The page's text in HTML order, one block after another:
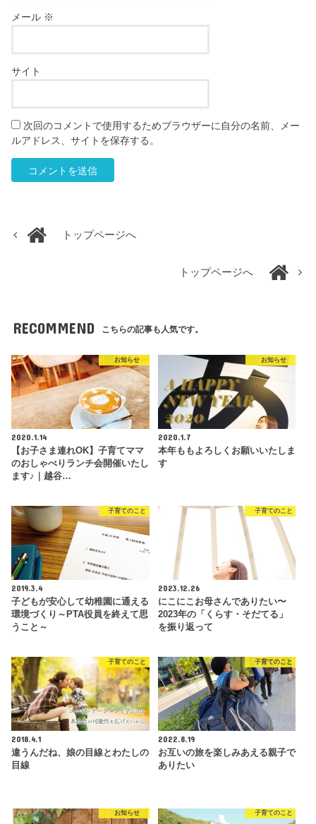
メール ※
サイト
次回のコメントで使用するためブラウザーに自分の名前、メー
ルアドレス、サイトを保存する。
トップページへ
トップページへ
RECOMMEND こちらの記事も人気です。
お知らせ
2020.1.14
【お子さま連れOK】子育てママ
のおしゃべりランチ会開催いたし
ます♪｜越谷…
お知らせ
2020.1.7
本年ももよろしくお願いいたしま
す
子育てのこと
2019.3.4
子どもが安心して幼稚園に通える
環境づくり～PTA役員を終えて思
うこと～
子育てのこと
2023.12.26
にこにこお母さんでありたい〜
2023年の「くらす・そだてる」
を振り返って
子育てのこと
2018.4.1
違うんだね、娘の目線とわたしの
目線
子育てのこと
2022.8.19
お互いの旅を楽しみあえる親子で
ありたい
お知らせ 子育てのこと